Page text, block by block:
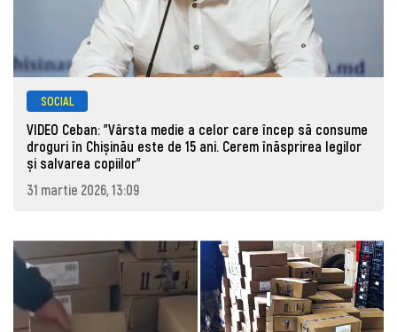
SOCIAL
VIDEO Ceban: "Vârsta medie a celor care încep să consume
droguri în Chișinău este de 15 ani. Cerem înăsprirea legilor
și salvarea copiilor"
31 martie 2026, 13:09